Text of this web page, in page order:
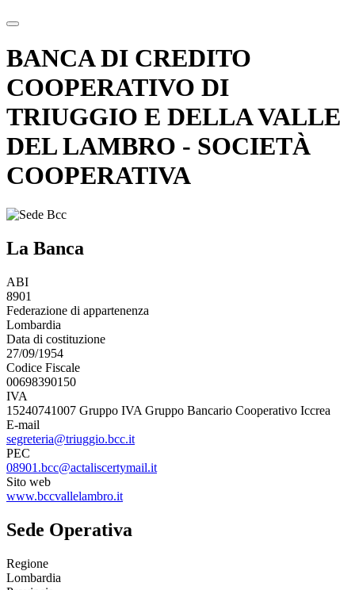
BANCA DI CREDITO
COOPERATIVO DI
TRIUGGIO E DELLA VALLE
DEL LAMBRO - SOCIETÀ
COOPERATIVA
La Banca
ABI
8901
Federazione di appartenenza
Lombardia
Data di costituzione
27/09/1954
Codice Fiscale
00698390150
IVA
15240741007 Gruppo IVA Gruppo Bancario Cooperativo Iccrea
E-mail
segreteria@triuggio.bcc.it
PEC
08901.bcc@actaliscertymail.it
Sito web
www.bccvallelambro.it
Sede Operativa
Regione
Lombardia